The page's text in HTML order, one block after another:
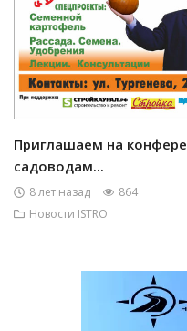
Приглашаем на
садоводам...
8 лет назад
864
Новости ISTRO